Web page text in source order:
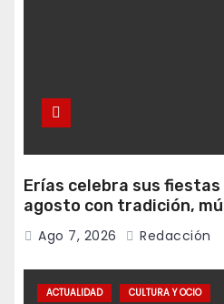
Erías celebra sus
agosto con tradición,
vecinal
Ago 7, 2026 Redacción
ACTUALIDAD CULTURA Y OCIO